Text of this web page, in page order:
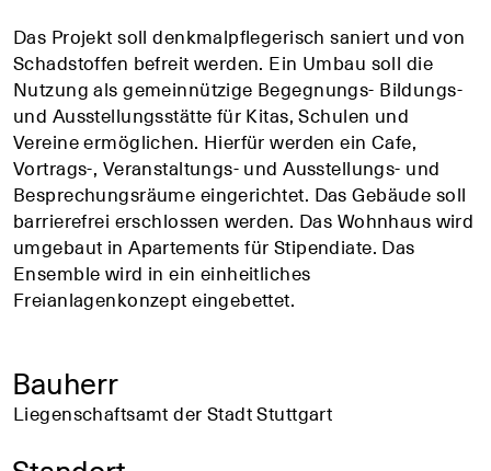
Das Projekt soll denkmalpflegerisch saniert und von
Schadstoffen befreit werden. Ein Umbau soll die
Nutzung als gemeinnützige Begegnungs- Bildungs-
und Ausstellungsstätte für Kitas, Schulen und
Vereine ermöglichen. Hierfür werden ein Cafe,
Vortrags-, Veranstaltungs- und Ausstellungs- und
Besprechungsräume eingerichtet. Das Gebäude soll
barrierefrei erschlossen werden. Das Wohnhaus wird
umgebaut in Apartements für Stipendiate. Das
Ensemble wird in ein einheitliches
Freianlagenkonzept eingebettet.
Bauherr
Liegenschaftsamt der Stadt Stuttgart